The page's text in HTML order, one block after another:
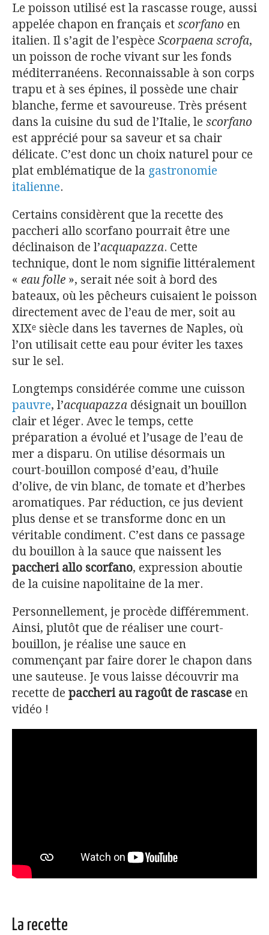
Le poisson utilisé est la rascasse rouge, aussi
appelée chapon en français et scorfano en
italien. Il s’agit de l’espèce Scorpaena scrofa,
un poisson de roche vivant sur les fonds
méditerranéens. Reconnaissable à son corps
trapu et à ses épines, il possède une chair
blanche, ferme et savoureuse. Très présent
dans la cuisine du sud de l’Italie, le scorfano
est apprécié pour sa saveur et sa chair
délicate. C’est donc un choix naturel pour ce
plat emblématique de la gastronomie
italienne.
Certains considèrent que la recette des
paccheri allo scorfano pourrait être une
déclinaison de l’acquapazza. Cette
technique, dont le nom signifie littéralement
« eau folle », serait née soit à bord des
bateaux, où les pêcheurs cuisaient le poisson
directement avec de l’eau de mer, soit au
XIXᵉ siècle dans les tavernes de Naples, où
l’on utilisait cette eau pour éviter les taxes
sur le sel.
Longtemps considérée comme une cuisson
pauvre, l’acquapazza désignait un bouillon
clair et léger. Avec le temps, cette
préparation a évolué et l’usage de l’eau de
mer a disparu. On utilise désormais un
court-bouillon composé d’eau, d’huile
d’olive, de vin blanc, de tomate et d’herbes
aromatiques. Par réduction, ce jus devient
plus dense et se transforme donc en un
véritable condiment. C’est dans ce passage
du bouillon à la sauce que naissent les
paccheri allo scorfano, expression aboutie
de la cuisine napolitaine de la mer.
Personnellement, je procède différemment.
Ainsi, plutôt que de réaliser une court-
bouillon, je réalise une sauce en
commençant par faire dorer le chapon dans
une sauteuse. Je vous laisse découvrir ma
recette de paccheri au ragoût de rascase en
vidéo !
La recette